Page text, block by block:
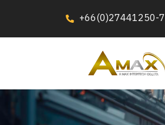
+66(0)27441250-7